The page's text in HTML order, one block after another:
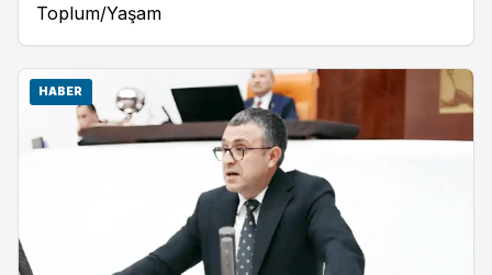
Toplum/Yaşam
HABER